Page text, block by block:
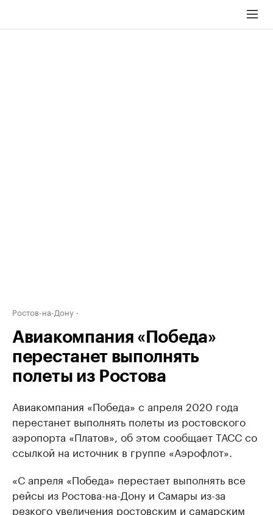
Ростов-на-Дону
Авиакомпания «Победа»
перестанет выполнять
полеты из Ростова
Авиакомпания «Победа» с апреля 2020 года
перестанет выполнять полеты из ростовского
аэропорта «Платов», об этом сообщает ТАСС со
ссылкой на источник в группе «Аэрофлот».
«С апреля «Победа» перестает выполнять все
рейсы из Ростова-на-Дону и Самары из-за
резкого увеличения ростовским и самарским